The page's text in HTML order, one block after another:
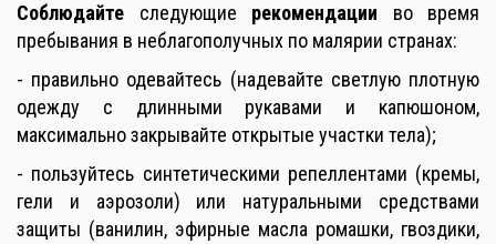
Соблюдайте следующие рекомендации во время
пребывания в неблагополучных по малярии странах:
- правильно одевайтесь (надевайте светлую плотную
одежду с длинными рукавами и капюшоном,
максимально закрывайте открытые участки тела);
- пользуйтесь синтетическими репеллентами (кремы,
гели и аэрозоли) или натуральными средствами
защиты (ванилин, эфирные масла ромашки, гвоздики,